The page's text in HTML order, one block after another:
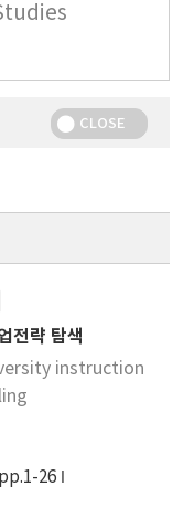
CLOSE
전략 탐색
instruction
pp.1-26